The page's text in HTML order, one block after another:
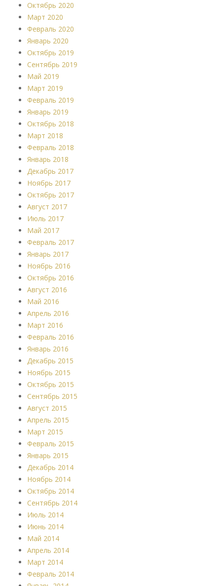
Октябрь 2020
Март 2020
Февраль 2020
Январь 2020
Октябрь 2019
Сентябрь 2019
Май 2019
Март 2019
Февраль 2019
Январь 2019
Октябрь 2018
Март 2018
Февраль 2018
Январь 2018
Декабрь 2017
Ноябрь 2017
Октябрь 2017
Август 2017
Июль 2017
Май 2017
Февраль 2017
Январь 2017
Ноябрь 2016
Октябрь 2016
Август 2016
Май 2016
Апрель 2016
Март 2016
Февраль 2016
Январь 2016
Декабрь 2015
Ноябрь 2015
Октябрь 2015
Сентябрь 2015
Август 2015
Апрель 2015
Март 2015
Февраль 2015
Январь 2015
Декабрь 2014
Ноябрь 2014
Октябрь 2014
Сентябрь 2014
Июль 2014
Июнь 2014
Май 2014
Апрель 2014
Март 2014
Февраль 2014